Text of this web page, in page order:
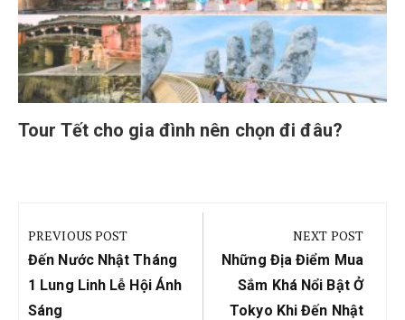
Tour Tết cho gia đình nên chọn đi đâu?
hướng
bài
viết
PREVIOUS POST
Previous
Post:
Đến Nước Nhật Tháng
1 Lung Linh Lễ Hội Ánh
Sáng
NEXT POST
Next
Post:
Những Địa Điểm Mua
Sắm Khá Nổi Bật Ở
Tokyo Khi Đến Nhật